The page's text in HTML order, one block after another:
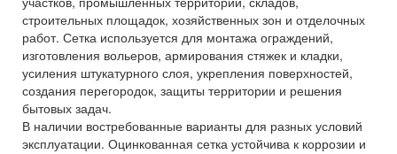
строительных площадок, хозяйственных зон и отделочных
работ. Сетка используется для монтажа ограждений,
изготовления вольеров, армирования стяжек и кладки,
усиления штукатурного слоя, укрепления поверхностей,
создания перегородок, защиты территории и решения
бытовых задач.
В наличии востребованные варианты для разных условий
эксплуатации. Оцинкованная сетка устойчива к коррозии и